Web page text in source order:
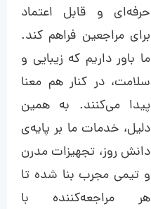
حرفه‌ای و قابل اعتماد
برای مراجعین فراهم کند.
ما باور داریم که زیبایی و
سلامت، در کنار هم معنا
پیدا می‌کنند. به همین
دلیل، خدمات ما بر پایه‌ی
دانش روز، تجهیزات مدرن
و تیمی مجرب بنا شده تا
هر مراجعه‌کننده با